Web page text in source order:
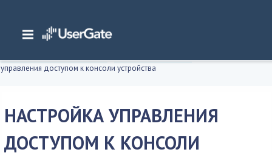
Главная/ Документация/Log Analyzer
Log Analyzer 7.x Руководство администратора
управления доступом к консоли устройства
НАСТРОЙКА УПРАВЛЕНИЯ
ДОСТУПОМ К КОНСОЛИ